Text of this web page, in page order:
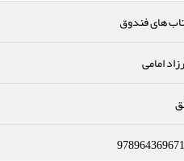
های فندوق
امامی